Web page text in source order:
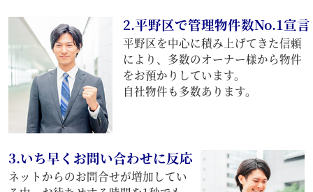
2.平野区で管理物件数No.1宣言
平野区を中心に積み上げてきた信頼
により、多数のオーナー様から物件
をお預かりしています。
自社物件も多数あります。
3.いち早くお問い合わせに反応
ネットからのお問合せが増加してい